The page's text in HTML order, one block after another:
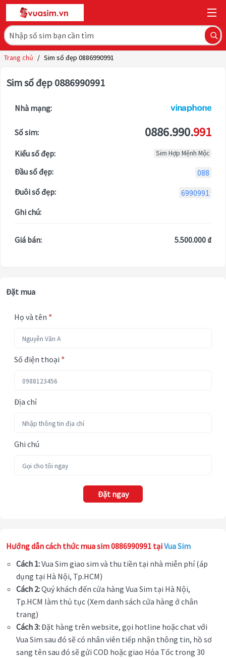
Trang chủ / Sim số đẹp 0886990991
Sim số đẹp 0886990991
Nhà mạng:
Số sim: 0886.990.991
Kiểu số đẹp: Sim Hợp Mệnh Mộc
Đầu số đẹp:
088
Đuôi số đẹp:
6990991
Ghi chú:
Giá bán: 5.500.000 ₫
Đặt mua
Họ và tên *
Số điện thoại *
Địa chỉ
Ghi chú
Đặt ngay
Hướng dẫn cách thức mua sim 0886990991 tạiVua Sim
Cách 1:Vua Sim giao sim và thu tiền tại nhà miễn phí (áp
dụng tại Hà Nội, Tp.HCM)
Cách 2:Quý khách đến cửa hàng Vua Sim tại Hà Nội,
Tp.HCM làm thủ tục (Xem danh sách cửa hàng ở chân
trang)
Cách 3:Đặt hàng trên website, gọi hotline hoặc chat với
Vua Sim sau đó sẽ có nhân viên tiếp nhận thông tin, hồ sơ
sang tên sau đó sẽ gửi COD hoặc giao Hỏa Tốc trong 30